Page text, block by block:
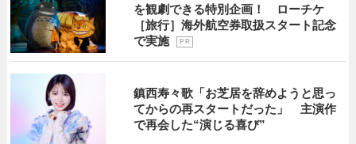
を観劇できる特別企画！ ローチケ
［旅行］海外航空券取扱スタート記念
で実施
P R
鎮西寿々歌「お芝居を辞めようと思っ
てからの再スタートだった」 主演作
で再会した“演じる喜び”